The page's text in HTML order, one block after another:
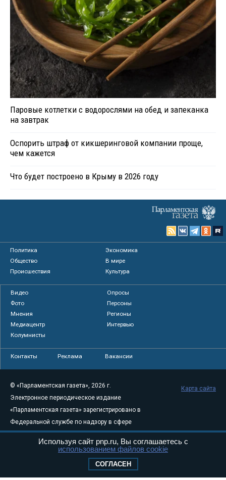
Паровые котлетки с водорослями на обед и запеканка
на завтрак
Оспорить штраф от кикшеринговой компании проще,
чем кажется
Что будет построено в Крыму в 2026 году
Политика
Экономика
Общество
В мире
Происшествия
Культура
Видео
Опросы
Фото
Персоны
Мнения
Регионы
Медиацентр
Интервью
Колумнисты
Контакты Реклама Вакансии
© «Парламентская газета», 2026 г.
Электронное периодическое издание
«Парламентская газета» зарегистрировано в
Федеральной службе по надзору в сфере
связи, информационных технологий и
массовых коммуникаций (Роскомнадзор) 05
Свидетельство о регистрации Эл № ФС77-
Карта сайта
Используя сайт pnp.ru, Вы соглашаетесь с
использованием файлов cookie
СОГЛАСЕН